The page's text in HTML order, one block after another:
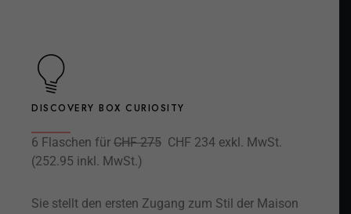
DISCOVERY BOX CURIOSITY
6 Flaschen für CHF 275 CHF 234 exkl. MwSt.
(252.95 inkl. MwSt.)
Sie stellt den ersten Zugang zum Stil der Maison